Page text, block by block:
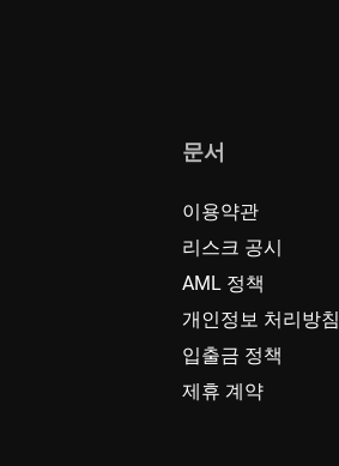
문서
이용약관
리스크 공시
AML 정책
개인정보 처리방침
입출금 정책
제휴 계약